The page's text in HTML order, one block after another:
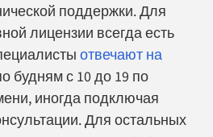
поддержки. Для
лицензии всегда есть
отвечают на
будням с 10 до 19 по
иногда подключая
Для остальных